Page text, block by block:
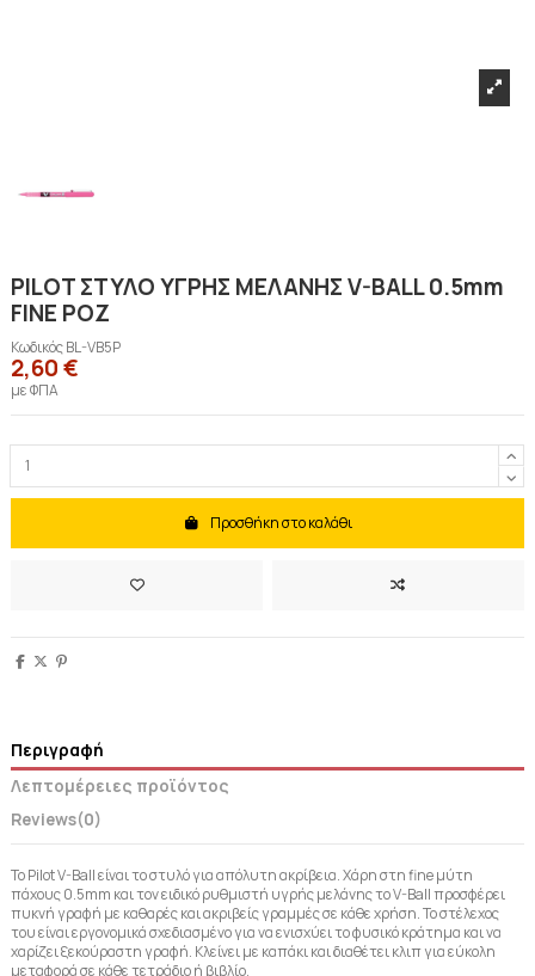
PILOT ΣΤΥΛΟ ΥΓΡΗΣ ΜΕΛΑΝΗΣ V-BALL 0.5mm
FINE ΡΟΖ
ΚωδικόςBL-VB5P
2,60 €
με ΦΠΑ
Προσθήκη στο καλάθι
Περιγραφή
Λεπτομέρειες προϊόντος
Reviews(0)
Το Pilot V-Ball είναι το στυλό για απόλυτη ακρίβεια. Χάρη στη fine μύτη
πάχους 0.5mm και τον ειδικό ρυθμιστή υγρής μελάνης το V-Ball προσφέρει
πυκνή γραφή με καθαρές και ακριβείς γραμμές σε κάθε χρήση. Το στέλεχος
του είναι εργονομικά σχεδιασμένο για να ενισχύει το φυσικό κράτημα και να
χαρίζει ξεκούραστη γραφή. Κλείνει με καπάκι και διαθέτει κλιπ για εύκολη
μεταφορά σε κάθε τετράδιο ή βιβλίο.